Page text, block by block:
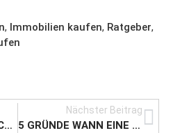
, Immobilien kaufen, Ratgeber,
VORTEILE DER DOCUCALL SOFTWARE FÜR BUSINESSCENTER
Nächster Beitrag
5 GRÜNDE WANN EINE APP ENTWICKLUNG FÜR UNTERNEHMEN SINN MACHT